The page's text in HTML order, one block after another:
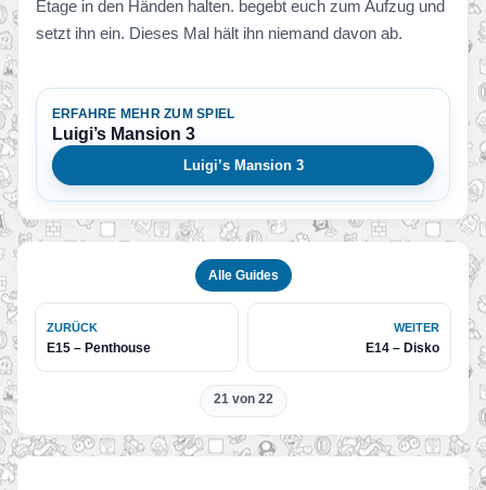
Etage in den Händen halten. begebt euch zum Aufzug und
setzt ihn ein. Dieses Mal hält ihn niemand davon ab.
ERFAHRE MEHR ZUM SPIEL
Luigi’s Mansion 3
Luigi’s Mansion 3
Alle Guides
ZURÜCK
E15 – Penthouse
WEITER
E14 – Disko
21 von 22